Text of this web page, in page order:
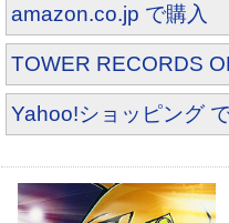
amazon.co.jp で購入
TOWER RECORDS
Yahoo!ショッピング